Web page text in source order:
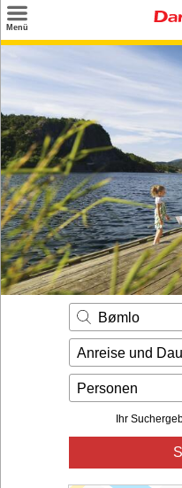
Menü
Weitere Urlaubsziele
Angebote
Inspiration
Kontakt
Gut zu wissen
Login
Bømlo
Anreise und
Personen
Ihr